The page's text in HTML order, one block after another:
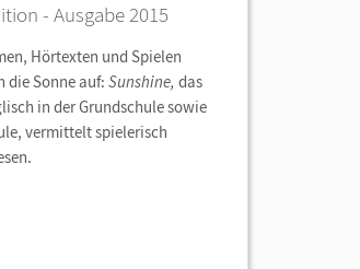
- Ausgabe 2015
Hörtexten und Spielen
die Sonne auf: Sunshine, das
in der Grundschule sowie
vermittelt spielerisch